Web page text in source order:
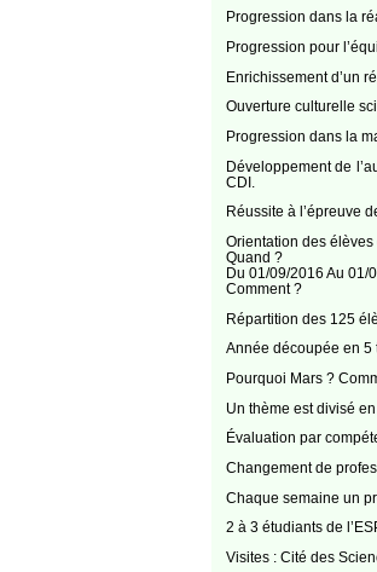
Progression dans la
Progression pour
Enrichissement d’un
Ouverture culturelle
Progression dans la
Développement de
CDI.
Réussite à l’épreuve
Orientation des
Quand ?
Du 01/09/2016 Au 01/
Comment ?
Répartition des 125
Année découpée en 5
Pourquoi Mars ?
Un thème est divisé
Évaluation par
Changement de
Chaque semaine un
2 à 3 étudiants de
Visites : Cité des